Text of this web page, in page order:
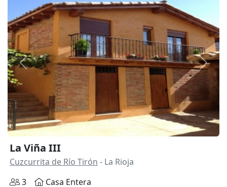
Anterior
La Viña III
Cuzcurrita de Río Tirón - La Rioja
3
Casa Entera